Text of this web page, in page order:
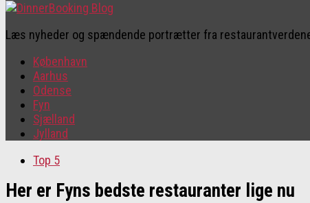
Læs nyheder og spændende portrætter fra
København
Aarhus
Odense
Fyn
Sjælland
Jylland
Top 5
Her er Fyns bedste restauranter lige nu